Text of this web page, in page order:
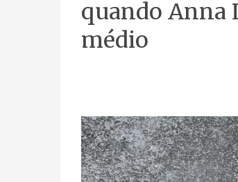
quando Anna
médio